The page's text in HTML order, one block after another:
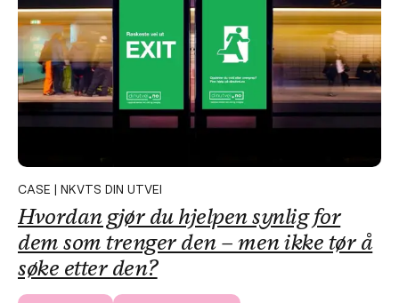
CASE | NKVTS DIN UTVEI
Hvordan gjør du hjelpen synlig for
dem som trenger den – men ikke tør å
søke etter den?